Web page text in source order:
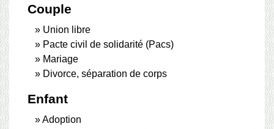
Couple
Union libre
Pacte civil de solidarité (Pacs)
Mariage
Divorce, séparation de corps
Enfant
Adoption